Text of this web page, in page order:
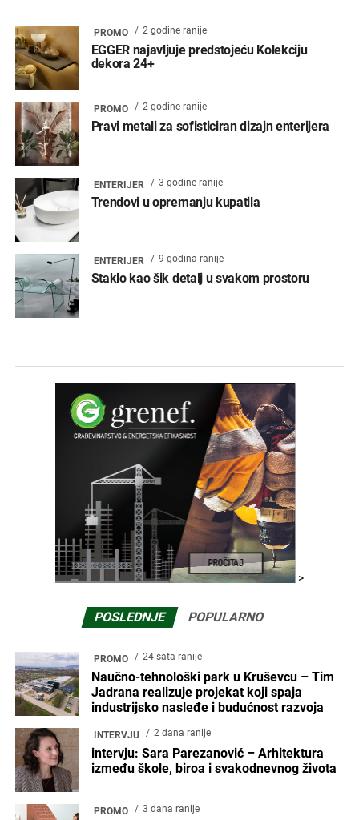
PROMO 2 godine ranije
EGGER najavljuje predstojeću Kolekciju
dekora 24+
PROMO 2 godine ranije
Pravi metali za sofisticiran dizajn enterijera
ENTERIJER 3 godine ranije
Trendovi u opremanju kupatila
ENTERIJER 9 godina ranije
Staklo kao šik detalj u svakom prostoru
>
POSLEDNJE POPULARNO
PROMO 24 sata ranije
Naučno-tehnološki park u Kruševcu – Tim
Jadrana realizuje projekat koji spaja
industrijsko nasleđe i budućnost razvoja
INTERVJU 2 dana ranije
intervju: Sara Parezanović – Arhitektura
između škole, biroa i svakodnevnog života
PROMO 3 dana ranije